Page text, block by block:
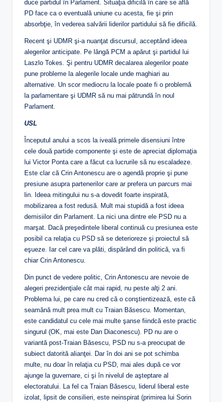
duce partidul în Parlament. Situaţia dificilă în care se află
PD face ca o eventuală uniune cu acesta, fie şi prin
absorbţie, în vederea salvării liderilor partidului să fie dificilă.
Recent şi UDMR şi-a nuanţat discursul, acceptând ideea
alegerilor anticipate. Pe lângă PCM a apărut şi partidul lui
Laszlo Tokes. Şi pentru UDMR decalarea alegerilor poate
pune probleme la alegerile locale unde maghiari au
alternative. Un scor mediocru la locale poate fi o problemă
la parlamentare şi UDMR să nu mai pătrundă în noul
Parlament.
USL
Începutul anului a scos la iveală primele disensiuni între
cele două partide componente şi este de apreciat diplomaţia
lui Victor Ponta care a făcut ca lucrurile să nu escaladeze.
Este clar că Crin Antonescu are o agendă proprie şi pune
presiune asupra partenerilor care ar prefera un parcurs mai
lin. Ideea mitingului nu s-a dovedit foarte inspirată,
mobilizarea a fost redusă. Mult mai stupidă a fost ideea
demisiilor din Parlament. La nici una dintre ele PSD nu a
marşat. Dacă preşedintele liberal continuă cu presiunea este
posibil ca relaţia cu PSD să se deterioreze şi proiectul să
eşueze. Iar cel care va plăti, dispărând din politică, va fi
chiar Crin Antonescu.
Din punct de vedere politic, Crin Antonescu are nevoie de
alegeri prezidenţiale cât mai rapid, nu peste alţi 2 ani.
Problema lui, pe care nu cred că o conştientizează, este că
seamănă mult prea mult cu Traian Băsescu. Momentan,
este candidatul cu cele mai multe şanse fiindcă este practic
singurul (OK, mai este Dan Diaconescu). PD nu are o
variantă post-Traian Băsescu, PSD nu s-a preocupat de
subiect datorită alianţei. Dar în doi ani se pot schimba
multe, nu doar în relaţia cu PSD, mai ales după ce vor
ajunge la guvernare, ci şi în nivelul de aşteptare al
electoratului. La fel ca Traian Băsescu, liderul liberal este
izolat, lipsit de consilieri, este neinspirat (primirea lui Sorin